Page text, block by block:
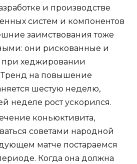
и производстве
систем и компонентов
заимствования тоже
они рискованные и
при хеджировании
Тренд на повышение
шестую неделю,
неделе рост ускорился.
коньюктивита,
советами народной
матче постараемся
Когда она должна